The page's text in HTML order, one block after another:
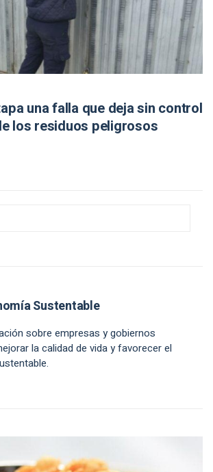
una falla que deja sin control
los residuos peligrosos
Sustentable
sobre empresas y gobiernos
la calidad de vida y favorecer el